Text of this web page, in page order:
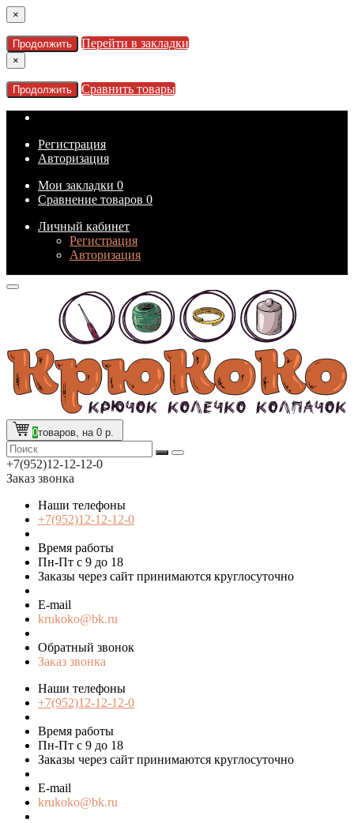
×
Продолжить Перейти в закладки
×
Продолжить Сравнить товары
Регистрация
Авторизация
Мои закладки 0
Сравнение товаров 0
Личный кабинет
Регистрация
Авторизация
0товаров, на 0 р.
+7(952)12-12-12-0
Заказ звонка
Наши телефоны
+7(952)12-12-12-0
Время работы
Пн-Пт с 9 до 18
Заказы через сайт принимаются круглосуточно
E-mail
krukoko@bk.ru
Обратный звонок
Заказ звонка
Наши телефоны
+7(952)12-12-12-0
Время работы
Пн-Пт с 9 до 18
Заказы через сайт принимаются круглосуточно
E-mail
krukoko@bk.ru